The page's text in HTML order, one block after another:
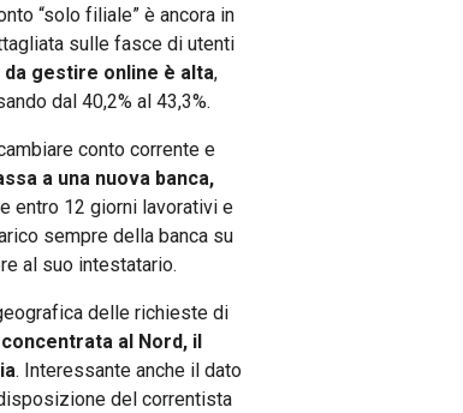
“solo filiale” è ancora in
sulle fasce di utenti
gestire online è alta,
dal 40,2% al 43,3%.
conto corrente e
a una nuova banca,
entro 12 giorni lavorativi e
sempre della banca su
al suo intestatario.
delle richieste di
al Nord, il
. Interessante anche il dato
del correntista